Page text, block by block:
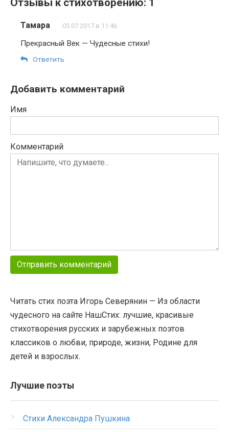
Отзывы к стихотворению: 1
Тамара 05.07.2017 в 11:46
Прекрасный Век — Чудесные стихи!
Ответить
Добавить комментарий
Имя
Комментарий
Читать стих поэта Игорь Северянин — Из области
чудесного на сайте НашСтих: лучшие, красивые
стихотворения русских и зарубежных поэтов
классиков о любви, природе, жизни, Родине для
детей и взрослых.
Лучшие поэты
Стихи Александра Пушкина